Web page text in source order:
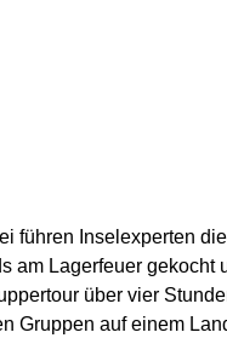
führen Inselexperten
am Lagerfeuer gekocht
über vier
Gruppen auf einem